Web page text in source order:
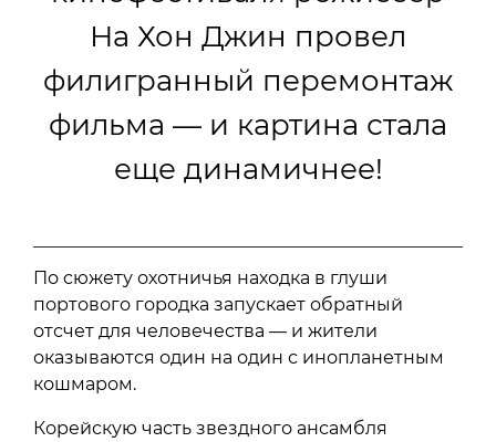
На Хон Джин провел
филигранный перемонтаж
фильма — и картина стала
еще динамичнее!
По сюжету охотничья находка в глуши
портового городка запускает обратный
отсчет для человечества — и жители
оказываются один на один с инопланетным
кошмаром.
Корейскую часть звездного ансамбля